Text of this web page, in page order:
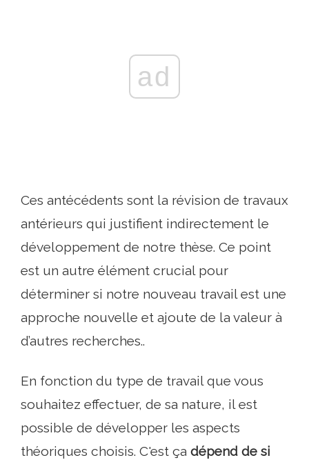
ad
Ces antécédents sont la révision de travaux
antérieurs qui justifient indirectement le
développement de notre thèse. Ce point
est un autre élément crucial pour
déterminer si notre nouveau travail est une
approche nouvelle et ajoute de la valeur à
d’autres recherches..
En fonction du type de travail que vous
souhaitez effectuer, de sa nature, il est
possible de développer les aspects
théoriques choisis. C'est ça dépend de si